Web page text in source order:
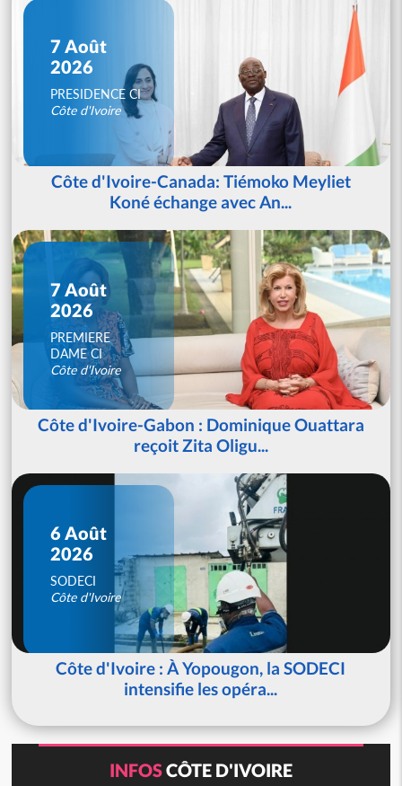
7 Août
2026
PRESIDENCE CI
Côte d'Ivoire
Côte d'Ivoire-Canada: Tiémoko Meyliet
Koné échange avec An...
7 Août
2026
PREMIERE
DAME CI
Côte d'Ivoire
Côte d'Ivoire-Gabon : Dominique Ouattara
reçoit Zita Oligu...
6 Août
2026
SODECI
Côte d'Ivoire
Côte d'Ivoire : À Yopougon, la SODECI
intensifie les opéra...
INFOSCÔTE D'IVOIRE